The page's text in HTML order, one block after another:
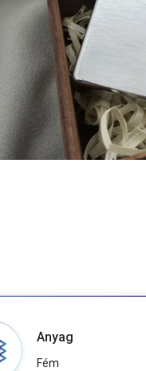
Anyag
Fém